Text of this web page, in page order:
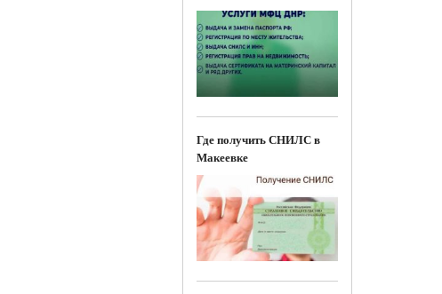
Где получить СНИЛС в
Макеевке